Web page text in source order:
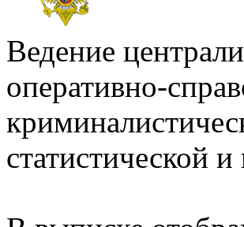
Ведение
оперативно-
статистической